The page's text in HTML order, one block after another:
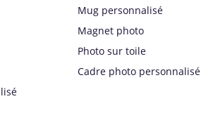
Mug personnalisé
Magnet photo
Photo sur toile
Cadre photo personnalisé